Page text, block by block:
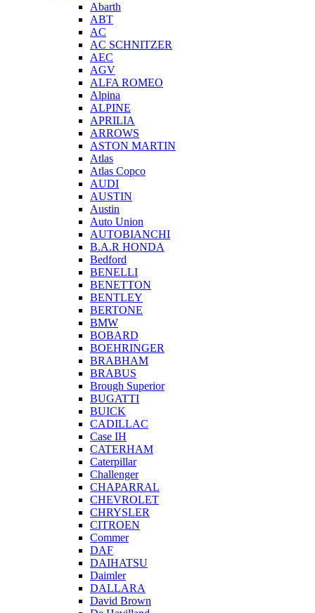
Abarth
ABT
AC
AC SCHNITZER
AEC
AGV
ALFA ROMEO
Alpina
ALPINE
APRILIA
ARROWS
ASTON MARTIN
Atlas
Atlas Copco
AUDI
AUSTIN
Austin
Auto Union
AUTOBIANCHI
B.A.R HONDA
Bedford
BENELLI
BENETTON
BENTLEY
BERTONE
BMW
BOBARD
BOEHRINGER
BRABHAM
BRABUS
Brough Superior
BUGATTI
BUICK
CADILLAC
Case IH
CATERHAM
Caterpillar
Challenger
CHAPARRAL
CHEVROLET
CHRYSLER
CITROEN
Commer
DAF
DAIHATSU
Daimler
DALLARA
David Brown